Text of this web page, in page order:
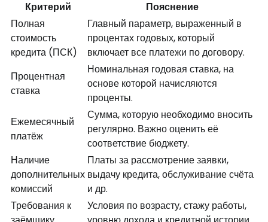
Критерий
Пояснение
Полная
стоимость
кредита (ПСК)
Главный параметр, выраженный в
процентах годовых, который
включает все платежи по договору.
Процентная
ставка
Номинальная годовая ставка, на
основе которой начисляются
проценты.
Ежемесячный
платёж
Сумма, которую необходимо вносить
регулярно. Важно оценить её
соответствие бюджету.
Наличие
дополнительных
комиссий
Платы за рассмотрение заявки,
выдачу кредита, обслуживание счёта
и др.
Требования к
Условия по возрасту, стажу работы,